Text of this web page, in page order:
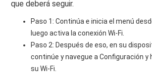
que deberá seguir.
Paso 1: Continúa e inicia el menú
luego activa la conexión Wi-Fi.
Paso 2: Después de eso, en su
continúe y navegue a Configuración y
su Wi-Fi.